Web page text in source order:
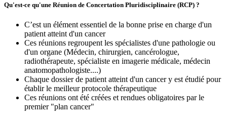
Qu'est-ce qu'une Réunion de Concertation Pluridisciplinaire (RCP) ?
C’est un élément essentiel de la bonne prise en charge d'un
patient atteint d'un cancer
Ces réunions regroupent les spécialistes d'une pathologie ou
d'un organe (Médecin, chirurgien, cancérologue,
radiothérapeute, spécialiste en imagerie médicale, médecin
anatomopathologiste....)
Chaque dossier de patient atteint d'un cancer y est étudié pour
établir le meilleur protocole thérapeutique
Ces réunions ont été créées et rendues obligatoires par le
premier "plan cancer"